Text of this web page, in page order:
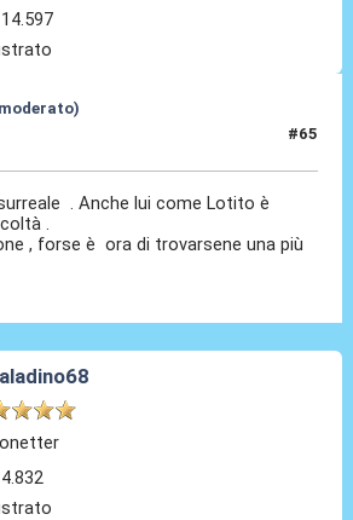
14.597
#65
. Anche lui come Lotito è
.
, forse è ora di trovarsene una più
4.832